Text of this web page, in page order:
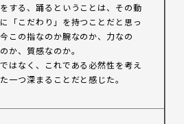
する、踊るということは、その動
「こだわり」を持つことだと思っ
この指なのか腕なのか、力なの
か、質感なのか。
はなく、これである必然性を考え
一つ深まることだと感じた。